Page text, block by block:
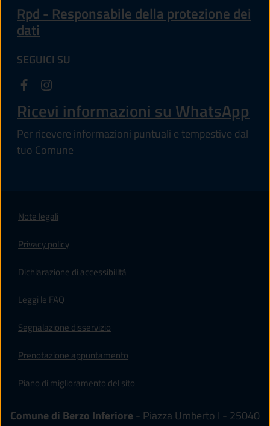
Rpd - Responsabile della protezione dei
dati
SEGUICI SU
Ricevi informazioni su WhatsApp
Per ricevere informazioni puntuali e tempestive dal
tuo Comune
Note legali
Privacy policy
Dichiarazione di accessibilità
Leggi le FAQ
Segnalazione disservizio
Prenotazione appuntamento
Piano di miglioramento del sito
Comune di Berzo Inferiore- Piazza Umberto I - 25040